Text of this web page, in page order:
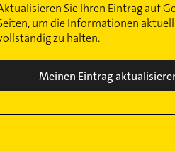
Sie Ihren Eintrag auf
um die Informationen
zu halten.
Meinen Eintrag